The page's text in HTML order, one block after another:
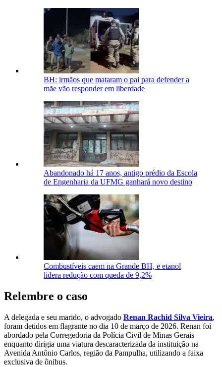
BH: irmãos que mataram o pai para defender a
mãe vão responder em liberdade
Abandonado há 17 anos, antigo prédio da Escola
de Engenharia da UFMG ganhará novo destino
Combustíveis caem na Grande BH, e etanol
lidera redução com queda de 9,2%
Relembre o caso
A delegada e seu marido, o advogado Renan Rachid Silva Vieira,
foram detidos em flagrante no dia 10 de março de 2026. Renan foi
abordado pela Corregedoria da Polícia Civil de Minas Gerais
enquanto dirigia uma viatura descaracterizada da instituição na
Avenida Antônio Carlos, região da Pampulha, utilizando a faixa
exclusiva de ônibus.